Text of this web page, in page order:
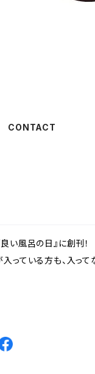
CONTACT
い風呂の日』に創刊！
っている方も、入っ